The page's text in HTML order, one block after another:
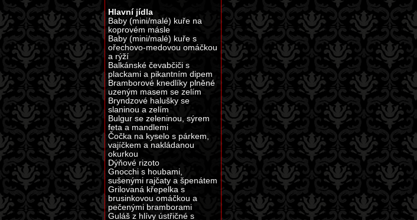
Hlavní jídla
Baby (mini/malé) kuře na
koprovém másle
Baby (mini/malé) kuře s
ořechovo-medovou omáčkou
a rýží
Balkánské čevabčiči s
plackami a pikantním dipem
Bramborové knedlíky plněné
uzeným masem se zelím
Bryndzové halušky se
slaninou a zelím
Bulgur se zeleninou, sýrem
feta a mandlemi
Čočka na kyselo s párkem,
vajíčkem a nakládanou
okurkou
Dýňové rizoto
Gnocchi s houbami,
sušenými rajčaty a špenátem
Grilovaná křepelka s
brusinkovou omáčkou a
pečenými bramborami
Guláš z hlívy ústřičné s